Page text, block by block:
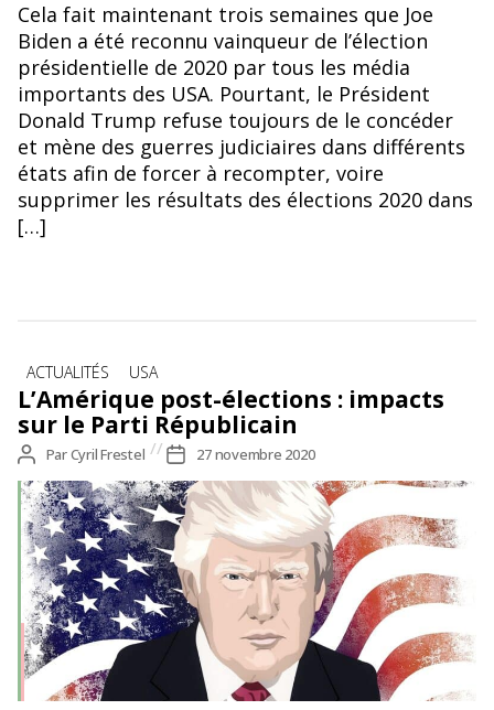
Cela fait maintenant trois semaines que Joe
Biden a été reconnu vainqueur de l’élection
présidentielle de 2020 par tous les média
importants des USA. Pourtant, le Président
Donald Trump refuse toujours de le concéder
et mène des guerres judiciaires dans différents
états afin de forcer à recompter, voire
supprimer les résultats des élections 2020 dans
[…]
Catégories
ACTUALITÉS USA
L’Amérique post-élections : impacts
sur le Parti Républicain
Auteur
de
l’article
ParCyril Frestel
Date
de
l’article
27 novembre 2020